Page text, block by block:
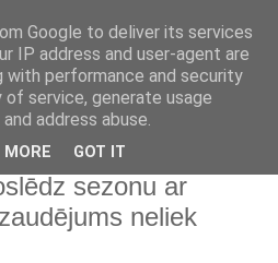
sezonu ar
neliek
Google to deliver its services
IP address and user-agent are
with performance and security
service, generate usage
address abuse.
MORE GOT IT